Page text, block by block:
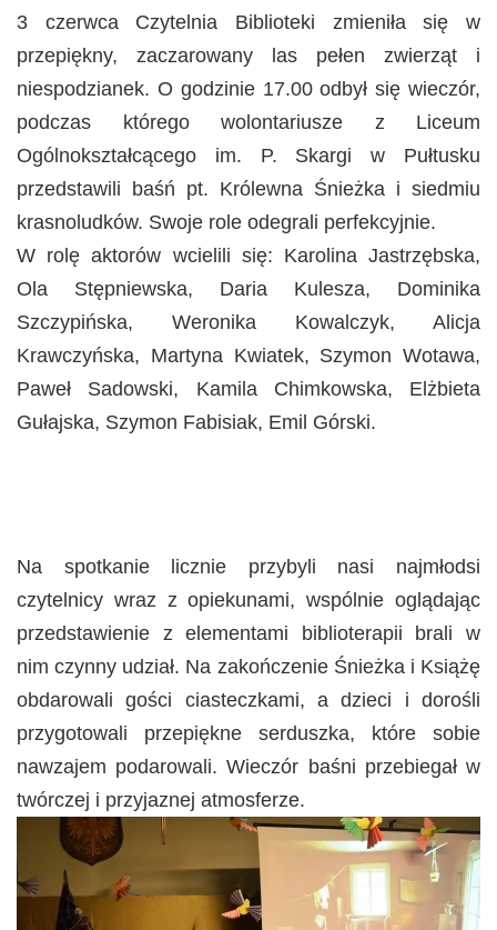
3 czerwca Czytelnia Biblioteki zmieniła się w
przepiękny, zaczarowany las pełen zwierząt i
niespodzianek. O godzinie 17.00 odbył się wieczór,
podczas którego wolontariusze z Liceum
Ogólnokształcącego im. P. Skargi w Pułtusku
przedstawili baśń pt. Królewna Śnieżka i siedmiu
krasnoludków. Swoje role odegrali perfekcyjnie.
W rolę aktorów wcielili się: Karolina Jastrzębska,
Ola Stępniewska, Daria Kulesza, Dominika
Szczypińska, Weronika Kowalczyk, Alicja
Krawczyńska, Martyna Kwiatek, Szymon Wotawa,
Paweł Sadowski, Kamila Chimkowska, Elżbieta
Gułajska, Szymon Fabisiak, Emil Górski.
Na spotkanie licznie przybyli nasi najmłodsi
czytelnicy wraz z opiekunami, wspólnie oglądając
przedstawienie z elementami biblioterapii brali w
nim czynny udział. Na zakończenie Śnieżka i Książę
obdarowali gości ciasteczkami, a dzieci i dorośli
przygotowali przepiękne serduszka, które sobie
nawzajem podarowali. Wieczór baśni przebiegał w
twórczej i przyjaznej atmosferze.